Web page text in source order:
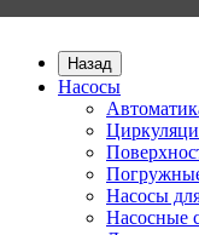
Назад
Насосы
Насосы
Насосные